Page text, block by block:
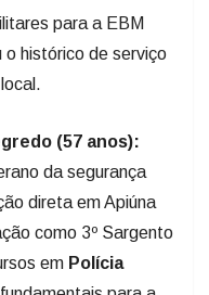
para a EBM
histórico de serviço
(57 anos):
da segurança
direta em Apiúna
como 3º Sargento
em Polícia